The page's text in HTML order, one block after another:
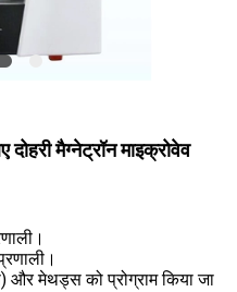
मैग्नेट्रॉन माइक्रोवेव
और मेथड्स को प्रोग्राम किया जा